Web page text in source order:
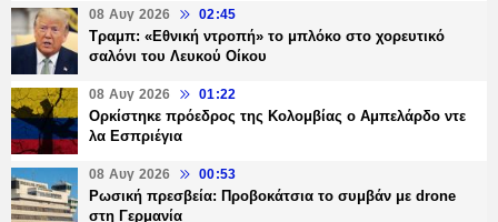
08 Αυγ 2026 02:45
Τραμπ: «Εθνική ντροπή» το μπλόκο στο χορευτικό
σαλόνι του Λευκού Οίκου
08 Αυγ 2026 01:22
Ορκίστηκε πρόεδρος της Κολομβίας ο Αμπελάρδο ντε
λα Εσπριέγια
08 Αυγ 2026 00:53
Ρωσική πρεσβεία: Προβοκάτσια το συμβάν με drone
στη Γερμανία